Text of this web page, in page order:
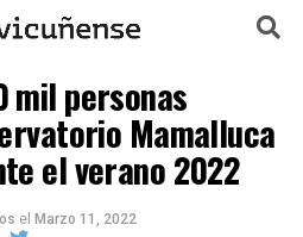
mil personas
Mamalluca
el verano 2022
el Marzo 11, 2022